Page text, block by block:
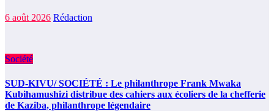
6 août 2026 Rédaction
Société
SUD-KIVU/ SOCIÉTÉ : Le philanthrope Frank Mwaka
Kubihamushizi distribue des cahiers aux écoliers de la chefferie
de Kaziba, philanthrope légendaire